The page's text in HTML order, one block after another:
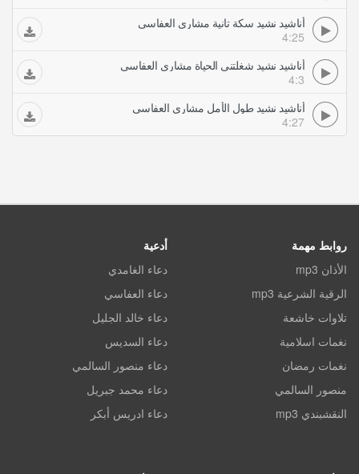
أناشيد نشيد سكة تانية مشاري العفاسي
4:25
أناشيد نشيد شغلتني الحياة مشاري العفاسي
4:3
أناشيد نشيد طول الأمل مشاري العفاسي
4:27
روابط مهمة
الأذان mp3
الرقية الشرعية mp3
تلاوات خاشعة
نغمات اسلامية
نغمات رمضان
منصور السالمي
النقشبندي mp3
أدعية
دعاء الغامدي
دعاء العفاسي
دعاء خالد الجليل
دعاء السديس
دعاء منصور السالمي
دعاء محمد جبريل
دعاء ادريس أبكر